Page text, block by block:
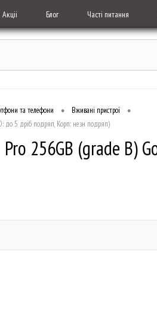
Акціі Блог Часті питання
та телефони • Вживані пристрої •
до 5 дріб подряп, Корп: незн подряп)
256GB (grade B)